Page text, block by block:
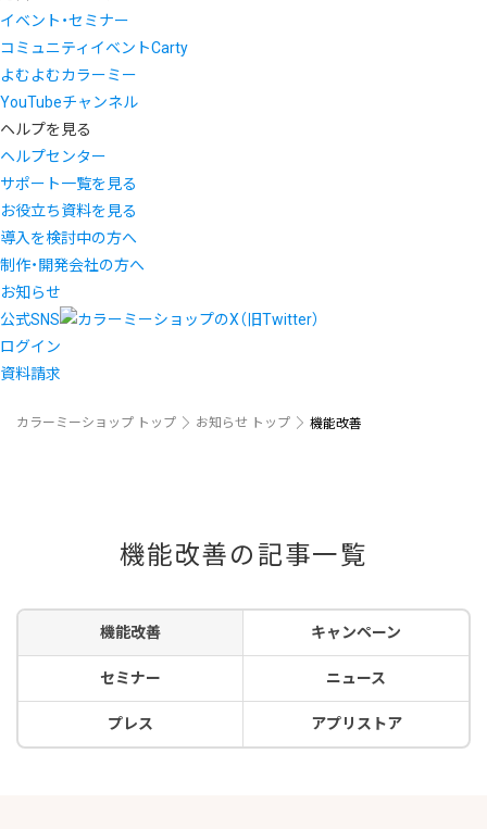
イベント・セミナー
コミュニティイベントCarty
よむよむカラーミー
YouTubeチャンネル
ヘルプを見る
ヘルプセンター
サポート一覧を見る
お役立ち資料を見る
導入を検討中の方へ
制作・開発会社の方へ
お知らせ
公式SNS
ログイン
資料請求
カラーミーショップ トップ お知らせ トップ 機能改善
機能改善の記事一覧
機能改善 キャンペーン
セミナー ニュース
プレス アプリストア